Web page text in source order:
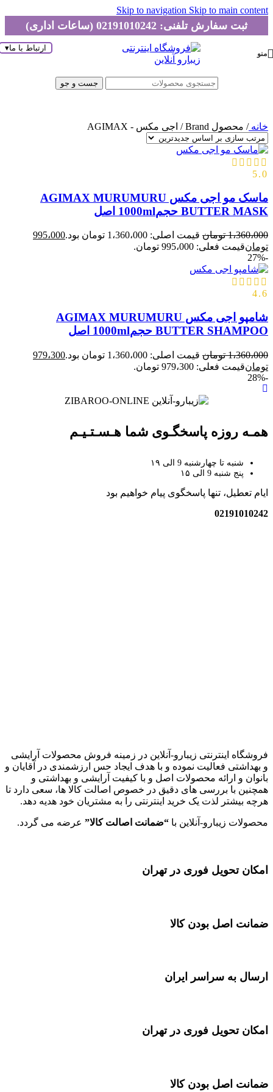
Skip to navigation Skip to main content
ثبت سفارش تلفنی: 02191010242 (ساعات اداری)
منو
ارتباط با ما▾
جست و جو
خانه/ محصول Brand / اجی مکس - AGIMAX
5.0
ماسک مو اجی مکس AGIMAX MURUMURU
BUTTER MASK حجم1000ml اصل
1،360،000 تومان قیمت اصلی: 1،360،000 تومان بود.
995،000
تومانقیمت فعلی: 995،000 تومان.
-27%
4.6
شامپو اجی مکس AGIMAX MURUMURU
BUTTER SHAMPOO حجم1000ml اصل
1،360،000 تومان قیمت اصلی: 1،360،000 تومان بود.
979،300
تومانقیمت فعلی: 979،300 تومان.
-28%
همـه روزه پاسخگـوی شما هـسـتـیـم
شنبه تا چهارشنبه 9 الی ۱۹
پنج شنبه 9 الی ۱۵
ایام تعطیل، تنها پاسخگوی پیام خواهیم بود
02191010242
فروشگاه اینترنتی زیبارو-آنلاین در زمینه فروش محصولات آرایشی
و بهداشتی فعالیت نموده و با هدف ایجاد حس ارزشمندی در آقایان و
بانوان و ارائه محصولات اصل و با کیفیت آرایشی و بهداشتی و
همچنین با بررسی های دقیق در خصوص اصالت کالا ها، سعی دارد تا
هرچه بیشتر لذت یک خرید اینترنتی را به مشتریان خود هدیه دهد.
محصولات زیبارو-آنلاین با “ضمانت اصالت کالا” عرضه می گردد.
امکان تحویل فوری در تهران
ضمانت اصل بودن کالا
ارسال به سراسر ایران
امکان تحویل فوری در تهران
ضمانت اصل بودن کالا